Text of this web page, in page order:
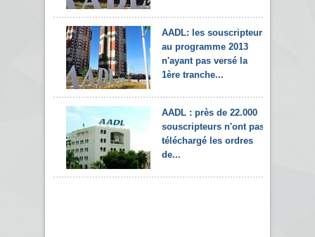
AADL: les souscripteurs
au programme 2013
n'ayant pas versé la
1ère tranche...
AADL : près de 22.000
souscripteurs n'ont pas
téléchargé les ordres
de...